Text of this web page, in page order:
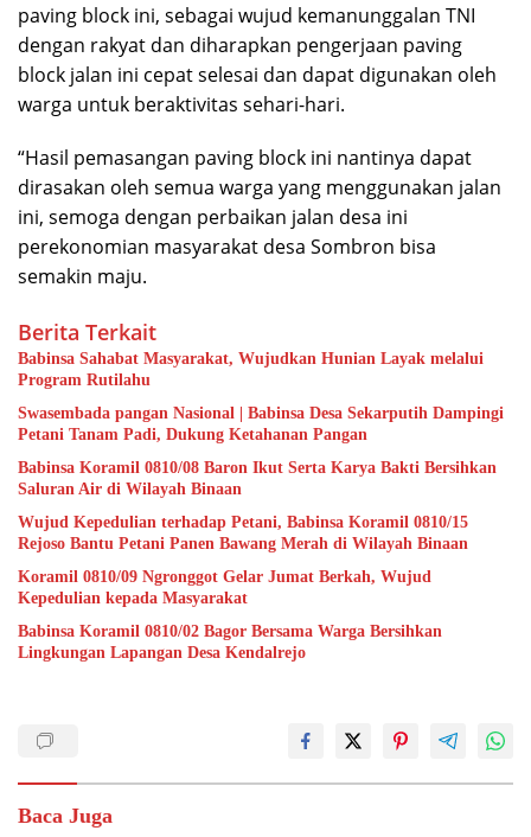
paving block ini, sebagai wujud kemanunggalan TNI
dengan rakyat dan diharapkan pengerjaan paving
block jalan ini cepat selesai dan dapat digunakan oleh
warga untuk beraktivitas sehari-hari.
“Hasil pemasangan paving block ini nantinya dapat
dirasakan oleh semua warga yang menggunakan jalan
ini, semoga dengan perbaikan jalan desa ini
perekonomian masyarakat desa Sombron bisa
semakin maju.
Berita Terkait
Babinsa Sahabat Masyarakat, Wujudkan Hunian Layak melalui
Program Rutilahu
Swasembada pangan Nasional | Babinsa Desa Sekarputih Dampingi
Petani Tanam Padi, Dukung Ketahanan Pangan
Babinsa Koramil 0810/08 Baron Ikut Serta Karya Bakti Bersihkan
Saluran Air di Wilayah Binaan
Wujud Kepedulian terhadap Petani, Babinsa Koramil 0810/15
Rejoso Bantu Petani Panen Bawang Merah di Wilayah Binaan
Koramil 0810/09 Ngronggot Gelar Jumat Berkah, Wujud
Kepedulian kepada Masyarakat
Babinsa Koramil 0810/02 Bagor Bersama Warga Bersihkan
Lingkungan Lapangan Desa Kendalrejo
Baca Juga